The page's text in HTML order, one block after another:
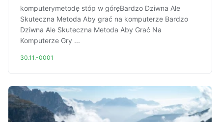
komputerymetodę stóp w góręBardzo Dziwna Ale
Skuteczna Metoda Aby grać na komputerze Bardzo
Dziwna Ale Skuteczna Metoda Aby Grać Na
Komputerze Gry ...
30.11.-0001